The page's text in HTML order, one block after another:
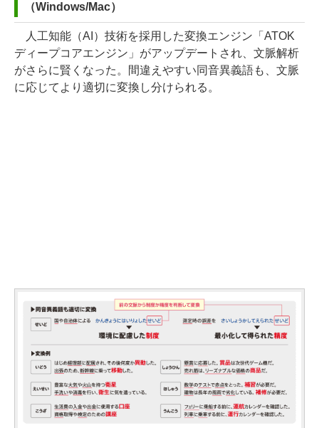
（Windows/Mac）
人工知能（AI）技術を採用した変換エンジン「ATOK
ディープコアエンジン」がアップデートされ、文脈解析
がさらに賢くなった。間違えやすい同音異義語も、文脈
に応じてより適切に変換し分けられる。